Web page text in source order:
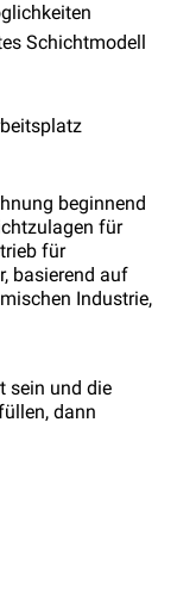
Schichtmodell
beginnend
für
für
basierend auf
Industrie,
sein und die
dann